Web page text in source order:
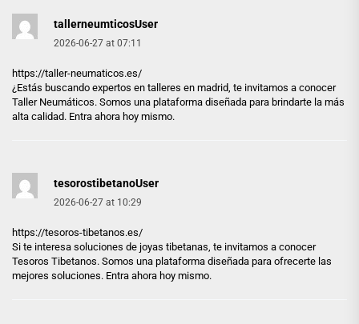
tallerneumticosUser
2026-06-27 at 07:11
https://taller-neumaticos.es/
¿Estás buscando expertos en talleres en madrid, te invitamos a conocer
Taller Neumáticos. Somos una plataforma diseñada para brindarte la más
alta calidad. Entra ahora hoy mismo.
tesorostibetanoUser
2026-06-27 at 10:29
https://tesoros-tibetanos.es/
Si te interesa soluciones de joyas tibetanas, te invitamos a conocer
Tesoros Tibetanos. Somos una plataforma diseñada para ofrecerte las
mejores soluciones. Entra ahora hoy mismo.